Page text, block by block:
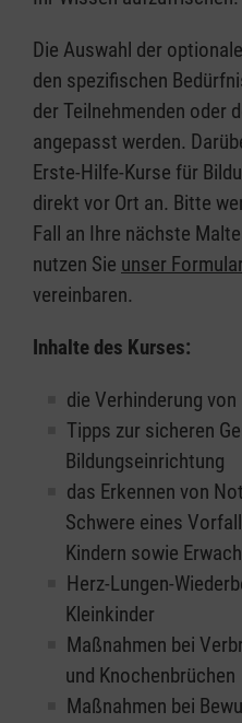
Die Auswahl der
den spezifischen
der Teilnehmenden oder
angepasst werden.
Erste-Hilfe-Kurse für
direkt vor Ort an. Bitte
Fall an Ihre nächste
nutzen Sie unser Formular
vereinbaren.
Inhalte des Kurses:
die Verhinderung von
Tipps zur sicheren
Bildungseinrichtung
das Erkennen von
Schwere eines
Kindern sowie
Herz-Lungen-
Kleinkinder
Maßnahmen bei
und Knochenbrüchen
Maßnahmen bei